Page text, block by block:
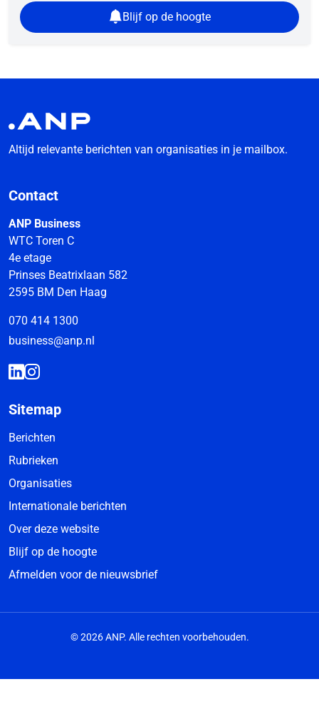
Blijf op de hoogte
Altijd relevante berichten van organisaties in je mailbox.
Contact
ANP Business
WTC Toren C
4e etage
Prinses Beatrixlaan 582
2595 BM Den Haag
070 414 1300
business@anp.nl
Sitemap
Berichten
Rubrieken
Organisaties
Internationale berichten
Over deze website
Blijf op de hoogte
Afmelden voor de nieuwsbrief
© 2026 ANP. Alle rechten voorbehouden.